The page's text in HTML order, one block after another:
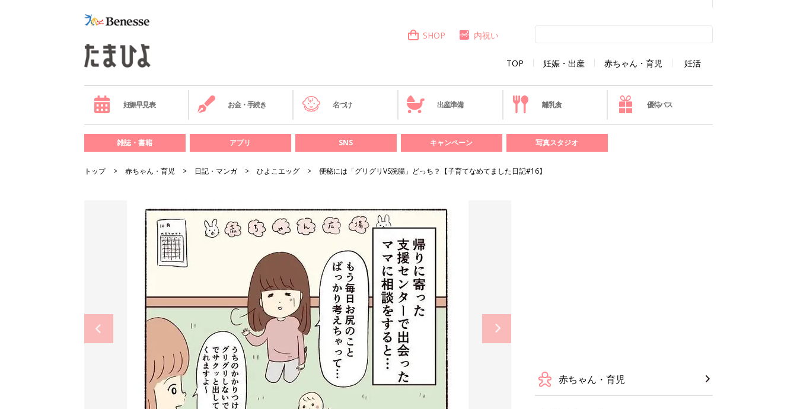
TOP 妊娠・出産 赤ちゃん・育児 妊活
SHOP 内祝い
妊娠早見表 お金・手続き 名づけ 出産準備 離乳食 優待パス
雑誌・書籍 アプリ SNS キャンペーン 写真スタジオ
トップ 赤ちゃん・育児 日記・マンガ ひよこエッグ 便秘には「グリグリVS浣腸」どっち？【子育てなめてました日記#16】
赤ちゃん・育児